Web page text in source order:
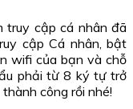
truy cập cá nhân đã
cập Cá nhân, bật
wifi của bạn và chỗ
phải từ 8 ký tự trở
công rồi nhé!